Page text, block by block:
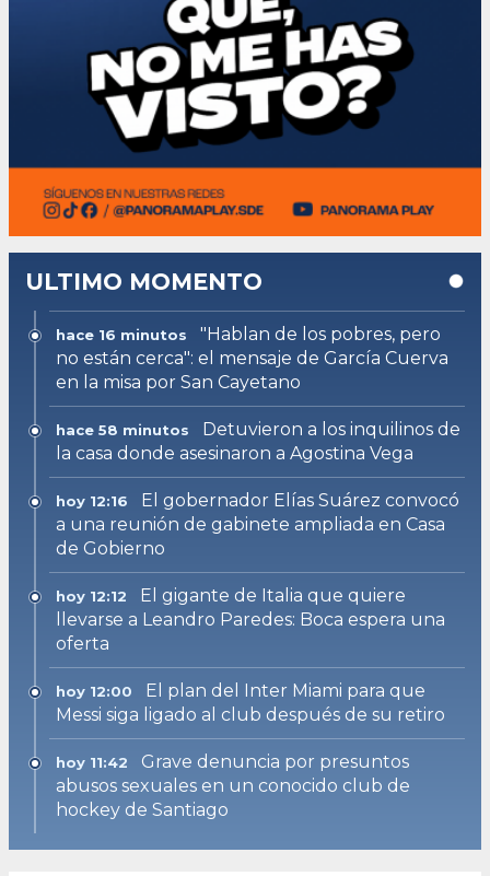
ULTIMO MOMENTO
hace 16 minutos
"Hablan de los pobres, pero
no están cerca": el mensaje de García Cuerva
en la misa por San Cayetano
hace 58 minutos
Detuvieron a los inquilinos de
la casa donde asesinaron a Agostina Vega
hoy 12:16
El gobernador Elías Suárez convocó
a una reunión de gabinete ampliada en Casa
de Gobierno
hoy 12:12
El gigante de Italia que quiere
llevarse a Leandro Paredes: Boca espera una
oferta
hoy 12:00
El plan del Inter Miami para que
Messi siga ligado al club después de su retiro
hoy 11:42
Grave denuncia por presuntos
abusos sexuales en un conocido club de
hockey de Santiago